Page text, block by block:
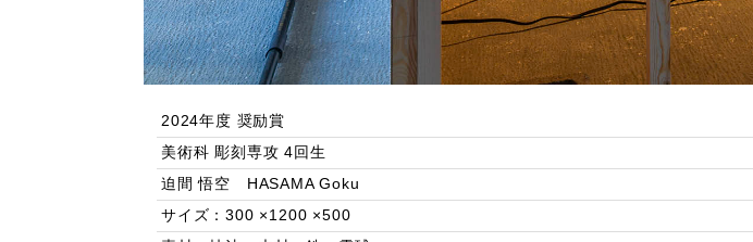
2024年度 奨励賞
美術科 彫刻専攻 4回生
迫間 悟空 HASAMA Goku
サイズ：300 ×1200 ×500